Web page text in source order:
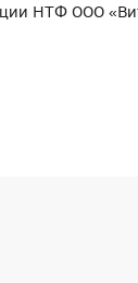
НТФ ООО